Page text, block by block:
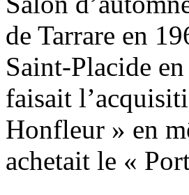
de Tarrare en
Saint-Placide
faisait
Honfleur » en
achetait le «